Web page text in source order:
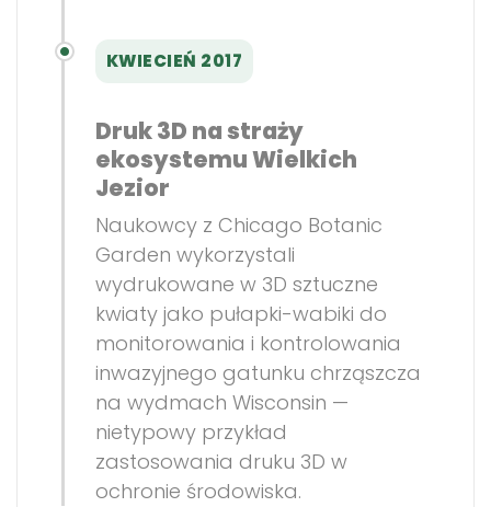
KWIECIEŃ 2017
Druk 3D na straży
ekosystemu Wielkich
Jezior
Naukowcy z Chicago Botanic
Garden wykorzystali
wydrukowane w 3D sztuczne
kwiaty jako pułapki-wabiki do
monitorowania i kontrolowania
inwazyjnego gatunku chrząszcza
na wydmach Wisconsin —
nietypowy przykład
zastosowania druku 3D w
ochronie środowiska.